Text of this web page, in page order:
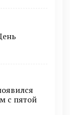
с пятой